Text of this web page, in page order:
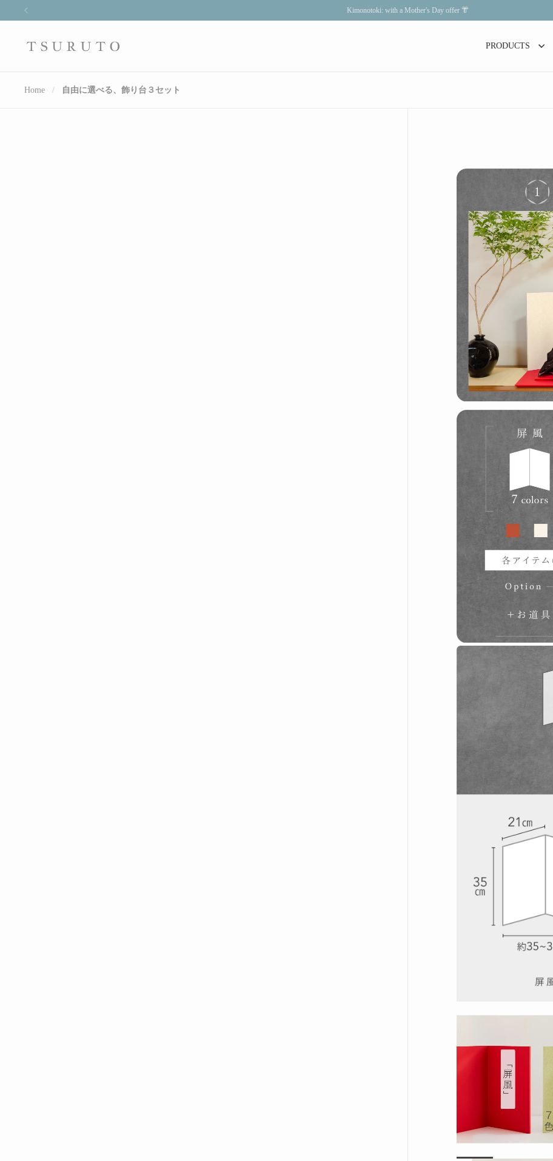
Skip to content
Previous
Kimonotoki: with a Mother's Day offer 👘
PRODUCTS
Home / 自由に選べる、飾り台３セット